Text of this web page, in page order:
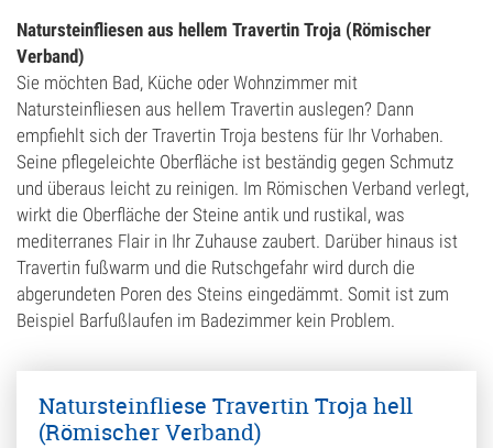
Natursteinfliesen aus hellem Travertin Troja (Römischer
Verband)
Sie möchten Bad, Küche oder Wohnzimmer mit
Natursteinfliesen aus hellem Travertin auslegen? Dann
empfiehlt sich der Travertin Troja bestens für Ihr Vorhaben.
Seine pflegeleichte Oberfläche ist beständig gegen Schmutz
und überaus leicht zu reinigen. Im Römischen Verband verlegt,
wirkt die Oberfläche der Steine antik und rustikal, was
mediterranes Flair in Ihr Zuhause zaubert. Darüber hinaus ist
Travertin fußwarm und die Rutschgefahr wird durch die
abgerundeten Poren des Steins eingedämmt. Somit ist zum
Beispiel Barfußlaufen im Badezimmer kein Problem.
Natursteinfliese Travertin Troja hell
(Römischer Verband)